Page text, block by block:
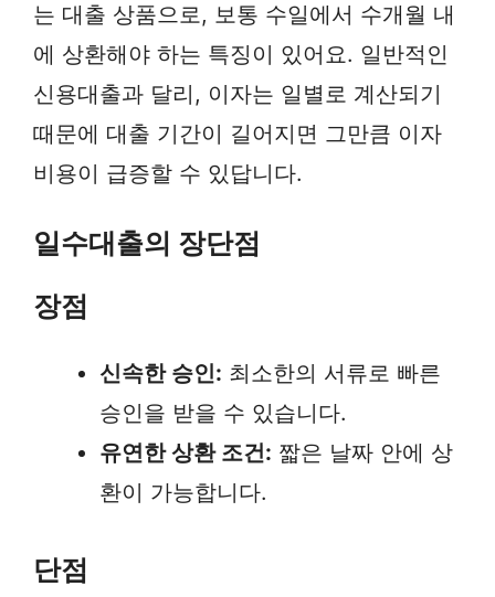
는 대출 상품으로, 보통 수일에서 수개월 내
에 상환해야 하는 특징이 있어요. 일반적인
신용대출과 달리, 이자는 일별로 계산되기
때문에 대출 기간이 길어지면 그만큼 이자
비용이 급증할 수 있답니다.
일수대출의 장단점
장점
신속한 승인: 최소한의 서류로 빠른
승인을 받을 수 있습니다.
유연한 상환 조건: 짧은 날짜 안에 상
환이 가능합니다.
단점